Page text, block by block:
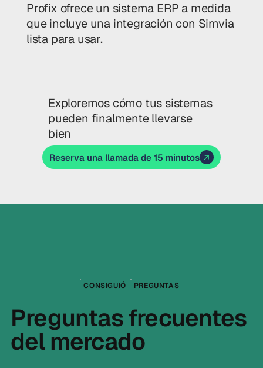
Profix ofrece un sistema ERP a medida
que incluye una integración con Simvia
lista para usar.
Exploremos cómo tus sistemas
pueden finalmente llevarse
bien
Reserva una llamada de 15 minutos
CONSIGUIÓ PREGUNTAS
Preguntas frecuentes
del mercado